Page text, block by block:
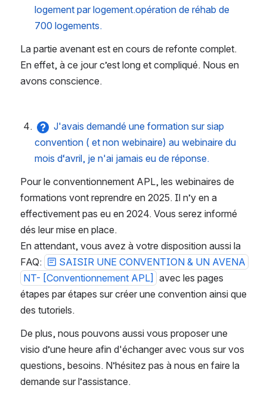
logement par logement.opération de réhab de
700 logements.
La partie avenant est en cours de refonte complet.
En effet, à ce jour c’est long et compliqué. Nous en
avons conscience.
J'avais demandé une formation sur siap
convention ( et non webinaire) au webinaire du
mois d‘avril, je n'ai jamais eu de réponse.
Pour le conventionnement APL, les webinaires de
formations vont reprendre en 2025. Il n’y en a
effectivement pas eu en 2024. Vous serez informé
dés leur mise en place.
En attendant, vous avez à votre disposition aussi la
FAQ:
SAISIR UNE CONVENTION & UN AVENA
NT- [Conventionnement APL] avec les pages
étapes par étapes sur créer une convention ainsi que
des tutoriels.
De plus, nous pouvons aussi vous proposer une
visio d’une heure afin d'échanger avec vous sur vos
questions, besoins. N’hésitez pas à nous en faire la
demande sur l’assistance.